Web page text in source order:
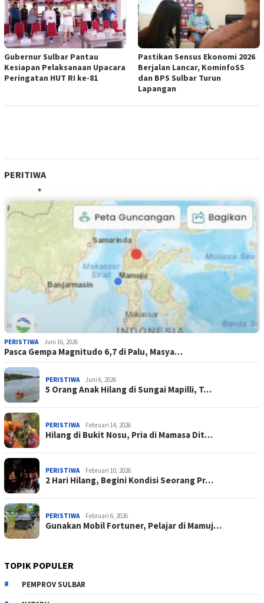
Gubernur Sulbar Pantau
Kesiapan Pelaksanaan Upacara
Peringatan HUT RI ke-81
Pastikan Sensus Ekonomi 2026
Berjalan Lancar, KominfoSS
dan BPS Sulbar Turun
Lapangan
PERITIWA
PERISTIWA Juni 16, 2026
Pasca Gempa Magnitudo 6,7 di Palu, Masya…
PERISTIWA Juni 6, 2026
5 Orang Anak Hilang di Sungai Mapilli, T…
PERISTIWA Februari 14, 2026
Hilang di Bukit Nosu, Pria di Mamasa Dit…
PERISTIWA Februari 10, 2026
2 Hari Hilang, Begini Kondisi Seorang Pr…
PERISTIWA Februari 6, 2026
Gunakan Mobil Fortuner, Pelajar di Mamuj…
TOPIK POPULER
PEMPROV SULBAR